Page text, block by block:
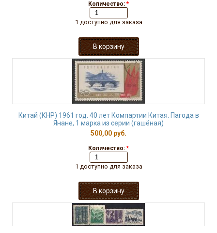
Количество: *
1 доступно для заказа
Китай (КНР) 1961 год. 40 лет Компартии Китая. Пагода в
Янане, 1 марка из серии (гашёная)
500,00 руб.
Количество: *
1 доступно для заказа